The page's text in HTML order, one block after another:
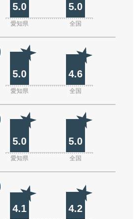
5.0 5.0
愛知県 全国
5.0 4.6
愛知県 全国
5.0 5.0
愛知県 全国
4.1 4.2